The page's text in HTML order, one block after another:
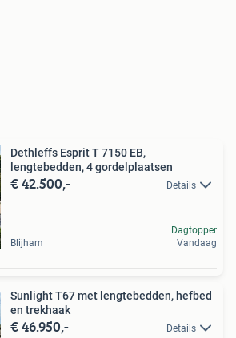
Dethleffs Esprit T 7150 EB,
lengtebedden, 4 gordelplaatsen
€ 42.500,- Details
Blijham
Dagtopper
Vandaag
Sunlight T67 met lengtebedden, hefbed
en trekhaak
€ 46.950,- Details